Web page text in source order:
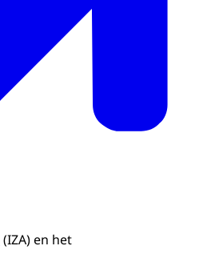
(IZA) en het